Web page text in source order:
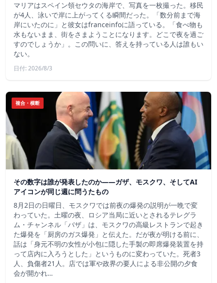
マリアはスペイン領セウタの海岸で、写真を一枚撮った。移民
が4人、泳いで岸に上がってくる瞬間だった。「数分前まで海
岸にいたのに」と彼女はfranceinfoに語っている。「食べ物も
水もないまま、街をさまようことになります。どこで夜を過ご
すのでしょうか」。この問いに、答えを持っている人は誰もい
ない。
日付: 2026/8/3
複合・横断
その数字は誰が発表したのか——ガザ、モスクワ、そしてAI
アイコンが同じ週に問うたもの
8月2日の日曜日、モスクワでは前夜の爆発の説明が一晩で変
わっていた。土曜の夜、ロシア当局に近いとされるテレグラ
ム・チャンネル「バザ」は、モスクワの高級レストランで起き
た爆発を「厨房のガス爆発」と伝えた。だが夜が明ける前に、
話は「身元不明の女性が小包に隠した手製の即席爆発装置を持
って店内に入ろうとした」というものに変わっていた。死者3
人、負傷者21人。店では軍や政界の要人による非公開の夕食
会が開かれ…